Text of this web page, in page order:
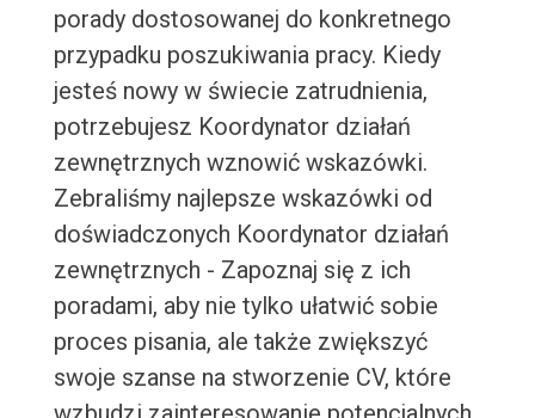
porady dostosowanej do konkretnego
przypadku poszukiwania pracy. Kiedy
jesteś nowy w świecie zatrudnienia,
potrzebujesz Koordynator działań
zewnętrznych wznowić wskazówki.
Zebraliśmy najlepsze wskazówki od
doświadczonych Koordynator działań
zewnętrznych - Zapoznaj się z ich
poradami, aby nie tylko ułatwić sobie
proces pisania, ale także zwiększyć
swoje szanse na stworzenie CV, które